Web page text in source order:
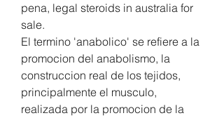
pena, legal steroids in australia for
sale.
El termino 'anabolico' se refiere a la
promocion del anabolismo, la
construccion real de los tejidos,
principalmente el musculo,
realizada por la promocion de la